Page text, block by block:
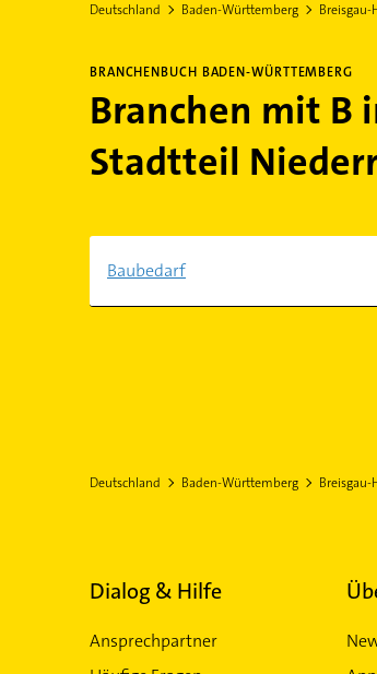
Deutschland Baden-Württemberg Breisgau-
BRANCHENBUCH BADEN-WÜRTTEMBERG
Branchen mit B
Stadtteil
Baubedarf
Deutschland Baden-Württemberg Breisgau-
Dialog & Hilfe
Ansprechpartner